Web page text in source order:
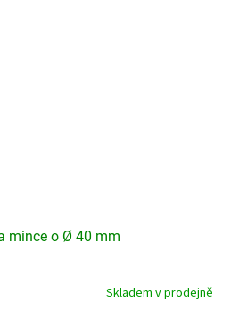
mince o Ø 40 mm
Skladem v prodejně